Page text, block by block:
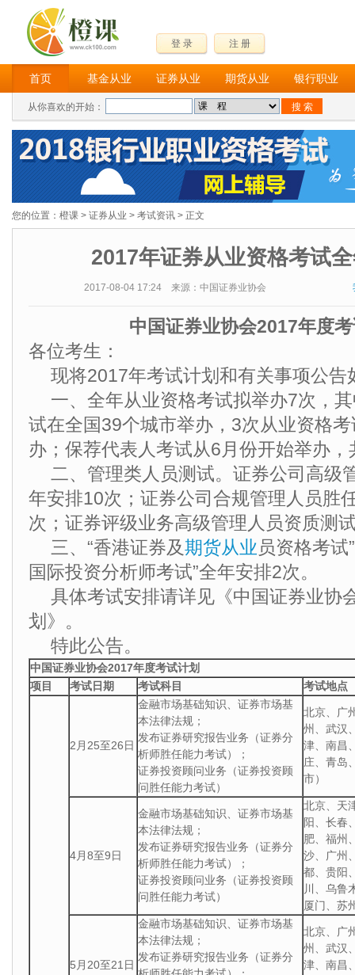
登 录 注 册
首页 基金从业 证券从业 期货从业 银行职业
从你喜欢的开始：
您的位置： 橙课 > 证券从业 > 考试资讯 > 正文
2017年证券从业资格考试
2017-08-04 17:24 来源：中国证券业协会
中国证券业协会2017年度
各位考生：
现将2017年考试计划和有关事项公告
一、全年从业资格考试拟举办7次，
试在全国39个城市举办，3次从业资格
办；保荐代表人考试从6月份开始举办，
二、管理类人员测试。证券公司高级
年安排10次；证券公司合规管理人员胜
次；证券评级业务高级管理人员资质测
三、“香港证券及期货从业员资格考试
国际投资分析师考试”全年安排2次。
具体考试安排请详见《中国证券业协
划》。
特此公告。
中国证券业协会2017年度考试计划
项目
考试日期 考试科目 考试地点
2月25至26日
金融市场基础知识、证券市场基
本法律法规；
发布证券研究报告业务（证券分
析师胜任能力考试）；
证券投资顾问业务（证券投资顾
问胜任能力考试）
北京、广
州、武汉
津、南昌
庄、青岛
市）
4月8至9日
金融市场基础知识、证券市场基
本法律法规；
发布证券研究报告业务（证券分
析师胜任能力考试）；
证券投资顾问业务（证券投资顾
问胜任能力考试）
北京、天
阳、长春
肥、福州
沙、广州
都、贵阳
川、乌鲁
厦门、苏
5月20至21日
金融市场基础知识、证券市场基
本法律法规；
发布证券研究报告业务（证券分
北京、广
州、武汉
津、南昌